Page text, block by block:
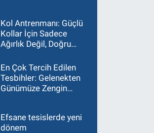
Kol Antrenmanı: Güçlü
Kollar İçin Sadece
Ağırlık Değil, Doğru
En Çok Tercih Edilen
Tesbihler: Gelenekten
Günümüze Zengin
Efsane tesislerde yeni
dönem